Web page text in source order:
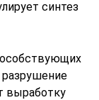
синтез
разрушение
выработку